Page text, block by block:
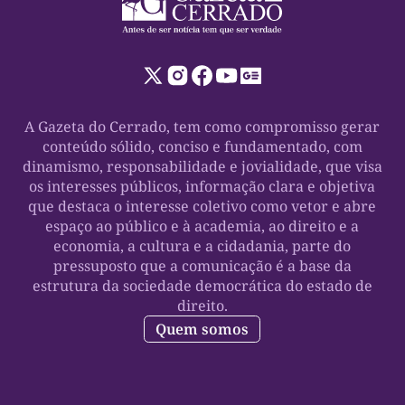
A Gazeta do Cerrado, tem como compromisso gerar
conteúdo sólido, conciso e fundamentado, com
dinamismo, responsabilidade e jovialidade, que visa
os interesses públicos, informação clara e objetiva
que destaca o interesse coletivo como vetor e abre
espaço ao público e à academia, ao direito e a
economia, a cultura e a cidadania, parte do
pressuposto que a comunicação é a base da
estrutura da sociedade democrática do estado de
direito.
Quem somos